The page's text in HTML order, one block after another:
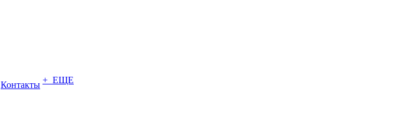
Контакты + ЕЩЕ